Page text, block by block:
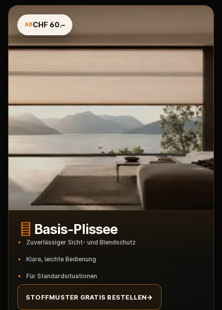
ABCHF 60.–
Basis-Plissee
Zuverlässiger Sicht- und Blendschutz
Klare, leichte Bedienung
Für Standardsituationen
STOFFMUSTER GRATIS BESTELLEN→